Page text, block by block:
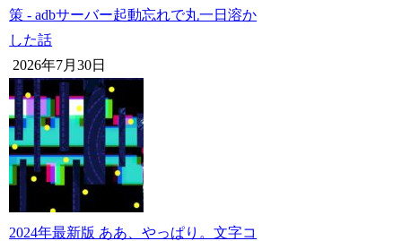
策 - adbサーバー起動忘れで丸一日溶か
した話
2026年7月30日
2024年最新版 ああ、やっぱり。文字コ